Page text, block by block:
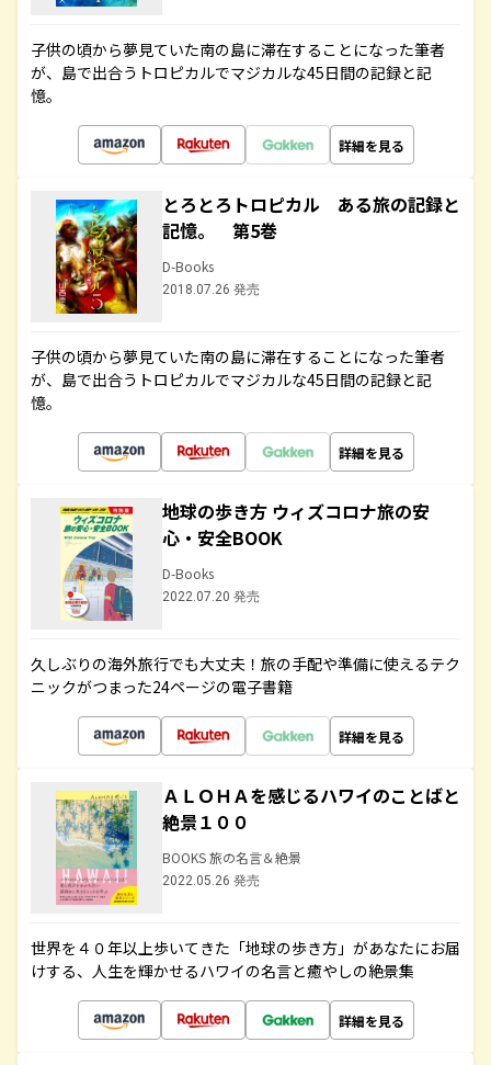
子供の頃から夢見ていた南の島に滞在することになった筆者
が、島で出合うトロピカルでマジカルな45日間の記録と記
憶。
詳細を見る
とろとろトロピカル ある旅の記録と
記憶。 第5巻
D-Books
2018.07.26 発売
子供の頃から夢見ていた南の島に滞在することになった筆者
が、島で出合うトロピカルでマジカルな45日間の記録と記
憶。
詳細を見る
地球の歩き方 ウィズコロナ旅の安
心・安全BOOK
D-Books
2022.07.20 発売
久しぶりの海外旅行でも大丈夫！旅の手配や準備に使えるテク
ニックがつまった24ページの電子書籍
詳細を見る
ＡＬＯＨＡを感じるハワイのことばと
絶景１００
BOOKS 旅の名言＆絶景
2022.05.26 発売
世界を４０年以上歩いてきた「地球の歩き方」があなたにお届
けする、人生を輝かせるハワイの名言と癒やしの絶景集
詳細を見る